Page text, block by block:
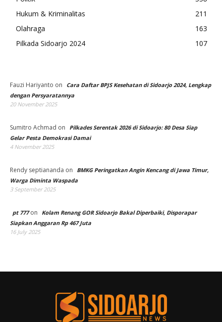
Hukum & Kriminalitas
211
Olahraga
163
Pilkada Sidoarjo 2024
107
Fauzi Hariyanto on
Cara Daftar BPJS Kesehatan di Sidoarjo 2024, Lengkap
dengan Persyaratannya
20 November 2025
Sumitro Achmad on
Pilkades Serentak 2026 di Sidoarjo: 80 Desa Siap
Gelar Pesta Demokrasi Damai
4 November 2025
Rendy septiananda on
BMKG Peringatkan Angin Kencang di Jawa Timur,
Warga Diminta Waspada
3 September 2025
pt 777on
Kolam Renang GOR Sidoarjo Bakal Diperbaiki, Disporapar
Siapkan Anggaran Rp 467 Juta
16 July 2025